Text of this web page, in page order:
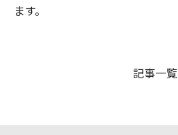
ます。
記事一覧